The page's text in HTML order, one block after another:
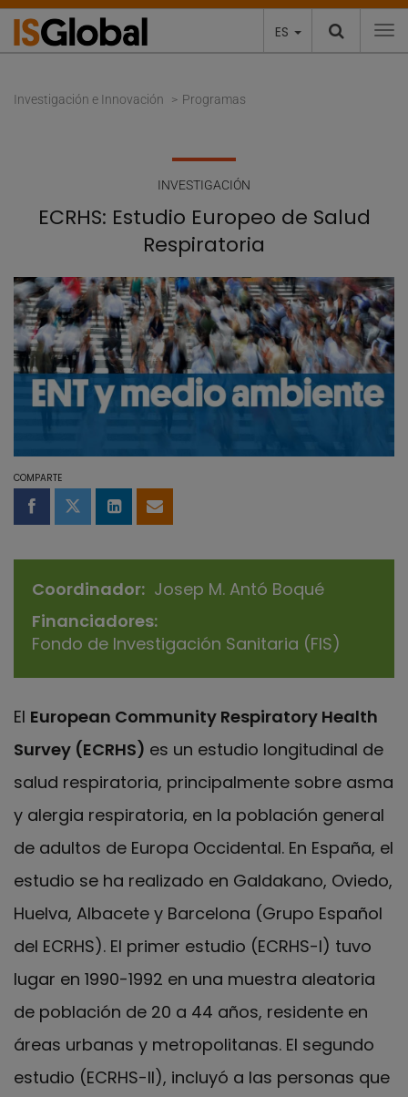
ES
Investigación e Innovación Programas
INVESTIGACIÓN
ECRHS: Estudio Europeo de Salud
Respiratoria
COMPARTE
Compartir en Facebook
Compartir en Twitter
Compartir en LinkedIn
Compartir por email
Coordinador Josep M. Antó Boqué
Financiadores
Fondo de Investigación Sanitaria (FIS)
El European Community Respiratory Health
Survey (ECRHS) es un estudio longitudinal de
salud respiratoria, principalmente sobre asma
y alergia respiratoria, en la población general
de adultos de Europa Occidental. En España, el
estudio se ha realizado en Galdakano, Oviedo,
Huelva, Albacete y Barcelona (Grupo Español
del ECRHS). El primer estudio (ECRHS-I) tuvo
lugar en 1990-1992 en una muestra aleatoria
de población de 20 a 44 años, residente en
áreas urbanas y metropolitanas. El segundo
estudio (ECRHS-II), incluyó a las personas que